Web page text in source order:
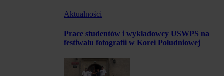
Aktualności
Prace studentów i wykładowcy USWPS na
festiwalu fotografii w Korei Południowej